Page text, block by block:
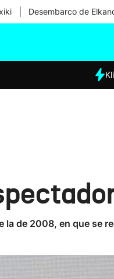
Desembarco de
la de 2008, en que se